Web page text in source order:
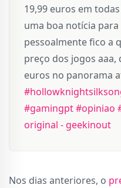
19,99 euros em
uma boa notícia
pessoalmente fico a
preço dos jogos
euros no panorama
#gamingpt#opiniao
original - geekinout
Nos dias anteriores, o